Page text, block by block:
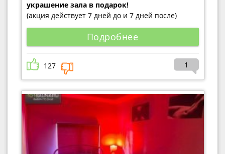
украшение зала в подарок!
(акция действует 7 дней до и 7 дней после)
Подробнее
127 1